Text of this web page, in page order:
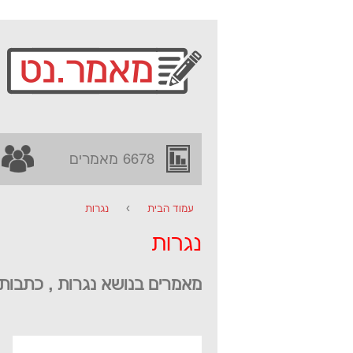
6678 מאמרים
עמוד הבית › נגרות
נגרות
מאמרים בנושא נגרות ,